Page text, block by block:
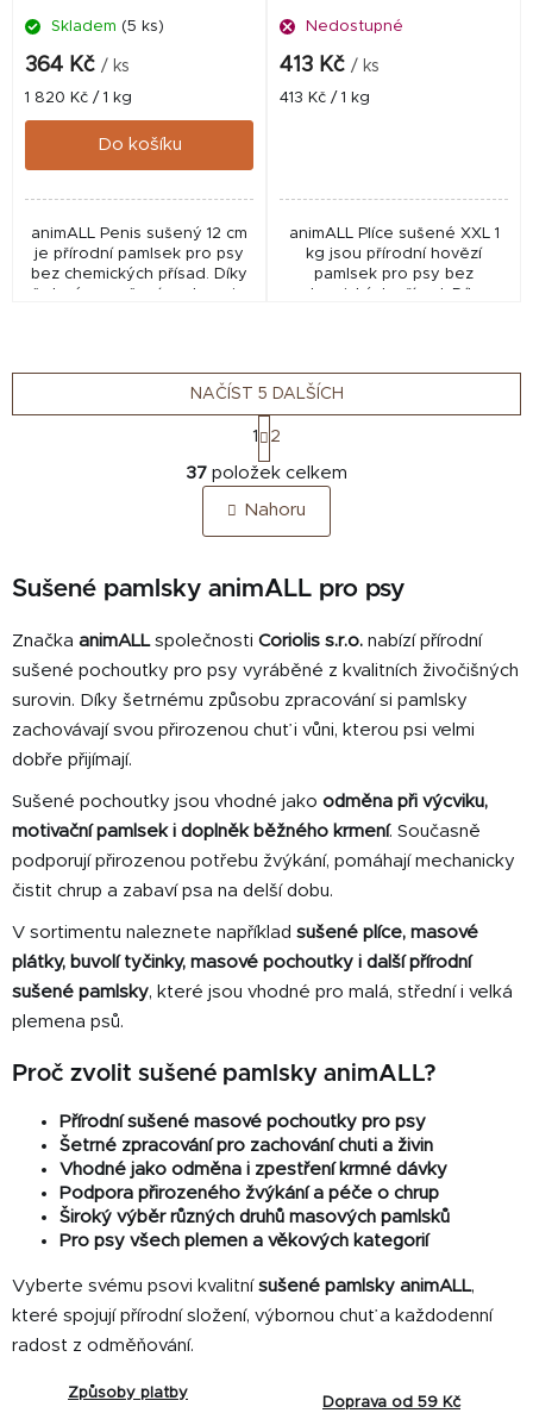
Skladem (5 ks)
364 Kč / ks
Měrná
cena:
1 820 Kč / 1 kg
Do košíku
animALL Penis sušený 12 cm
je přírodní pamlsek pro psy
bez chemických přísad. Díky
Nedostupné
413 Kč / ks
Měrná
413 Kč / 1 kg
animALL Plíce sušené XXL 1
kg jsou přírodní hovězí
pamlsek pro psy bez
O
v
l
á
a
í
p
r
v
v
ý
p
i
u
NAČÍST 5 DALŠÍCH
S
t
r
á
n
k
v
n
í
1 2
37 položek celkem
Nahoru
Sušené pamlsky animALL pro psy
Značka animALLspolečnosti Coriolis s.r.o. nabízí přírodní
sušené pochoutky pro psy vyráběné z kvalitních živočišných
surovin. Díky šetrnému způsobu zpracování si pamlsky
zachovávají svou přirozenou chuť i vůni, kterou psi velmi
dobře přijímají.
Sušené pochoutky jsou vhodné jako odměna při výcviku,
motivační pamlsek i doplněk běžného krmení. Současně
podporují přirozenou potřebu žvýkání, pomáhají mechanicky
čistit chrup a zabaví psa na delší dobu.
V sortimentu naleznete například sušené plíce, masové
plátky, buvolí tyčinky, masové pochoutky i další přírodní
sušené pamlsky, které jsou vhodné pro malá, střední i velká
plemena psů.
Proč zvolit sušené pamlsky animALL?
Přírodní sušené masové pochoutky pro psy
Šetrné zpracování pro zachování chuti a živin
Vhodné jako odměna i zpestření krmné dávky
Podpora přirozeného žvýkání a péče o chrup
Široký výběr různých druhů masových pamlsků
Pro psy všech plemen a věkových kategorií
Vyberte svému psovi kvalitní sušené pamlsky animALL,
které spojují přírodní složení, výbornou chuť a každodenní
radost z odměňování.
Způsoby platby
Doprava od 59 Kč